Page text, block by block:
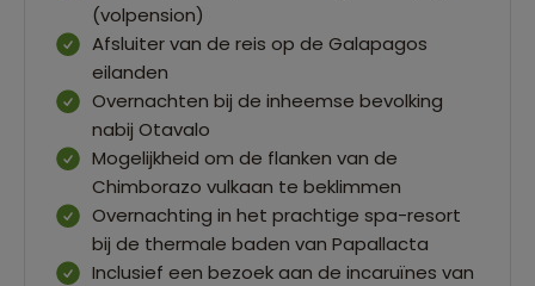
(volpension)
Afsluiter van de reis op de Galapagos
eilanden
Overnachten bij de inheemse bevolking
nabij Otavalo
Mogelijkheid om de flanken van de
Chimborazo vulkaan te beklimmen
Overnachting in het prachtige spa-resort
bij de thermale baden van Papallacta
Inclusief een bezoek aan de incaruïnes van